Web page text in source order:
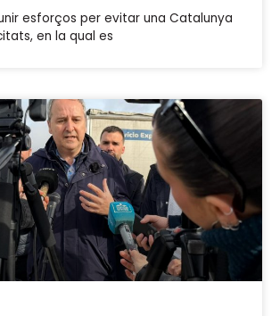
esforços per evitar una Catalunya
en la qual es